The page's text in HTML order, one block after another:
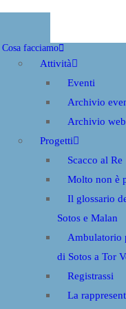
Cosa facciamo
Attività
Eventi
Archivio
Archivio
Progetti
Scacco al Re
Molto non è
Il glossario
Sotos e Malan
Ambulatorio
di Sotos a Tor
Registrassi
La